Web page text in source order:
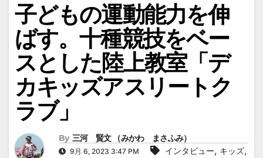
子どもの運動能力を伸
ばす。十種競技をベー
スとした陸上教室「デ
カキッズアスリートク
ラブ」
By 三河 賢文 （みかわ まさふみ）
9月 6, 2023 3:47 PM インタビュー, キッズ,